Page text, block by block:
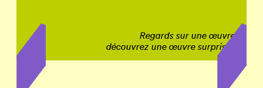
Regards sur une œuvre,
découvrez une œuvre surprise !